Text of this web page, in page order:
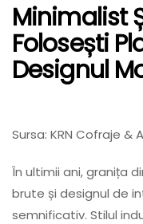
Minimalist
Folosești
Designul
Sursa: KRN Cofraje &
În ultimii ani, granița
brute și designul de
semnificativ. Stilul